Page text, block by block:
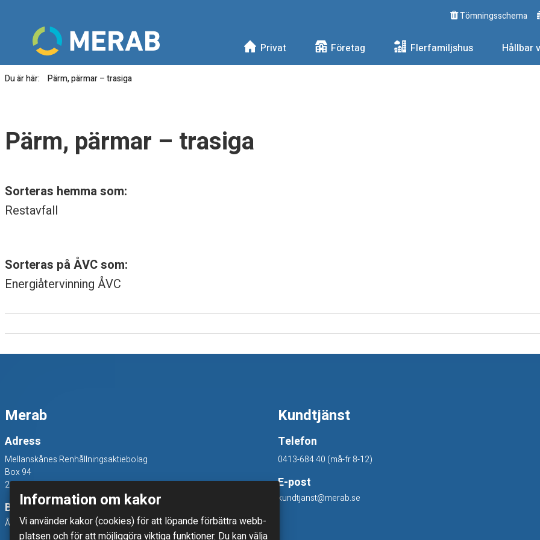
Tömningsschema
Mellanskånes Renhållnings AB
Privat Företag Flerfamiljshus Hållbar
Du är här: Pärm, pärmar – trasiga
ä
r
m
ä
r
m
a
–
t
r
a
s
Pärm, pärmar – trasiga
Sorteras hemma som:
Restavfall
Sorteras på ÅVC som:
Energiåtervinning ÅVC
Merab
Adress
Mellanskånes Renhållningsaktiebolag
Box 94
241 22 Eslöv
Besöksadress
Åkerivägen 3, 241 38 Eslöv
Kundtjänst
Telefon
0413-684 40 (må-fr 8-12)
E-post
kundtjanst@merab.se
Information om kakor
Vi använder kakor (cookies) för att löpande förbättra webb­
platsen och för att möjlig­göra viktiga funktioner. Du kan välja